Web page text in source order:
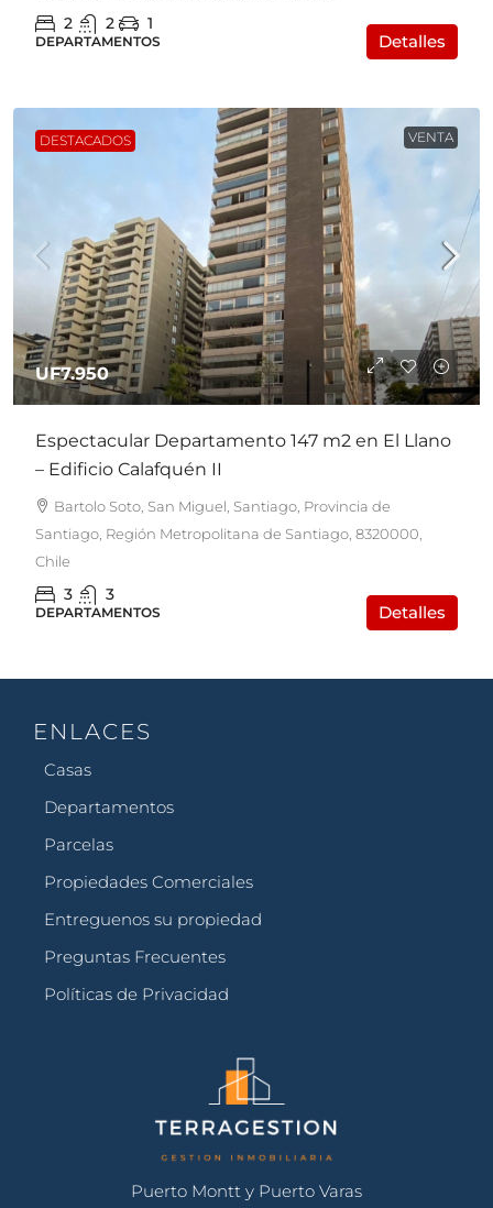
2 2 1
DEPARTAMENTOS Detalles
DESTACADOS VENTA
UF7.950
Espectacular Departamento 147 m2 en El Llano
– Edificio Calafquén II
Bartolo Soto, San Miguel, Santiago, Provincia de
Santiago, Región Metropolitana de Santiago, 8320000,
Chile
3 3
DEPARTAMENTOS Detalles
ENLACES
Casas
Departamentos
Parcelas
Propiedades Comerciales
Entreguenos su propiedad
Preguntas Frecuentes
Políticas de Privacidad
Puerto Montt y Puerto Varas